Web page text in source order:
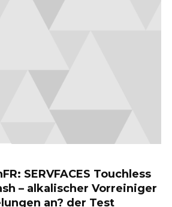
SERVFACES Touchless
– alkalischer Vorreiniger
an? der Test